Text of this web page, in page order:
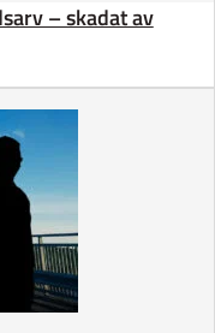
– skadat av